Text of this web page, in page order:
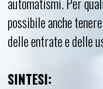
possibile anche
delle entrate e delle
SINTESI: